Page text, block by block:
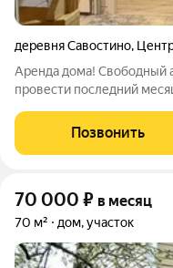
деревня Савостино,
Аренда дома! Свободный
провести последний
животными, в этом
идеальной планировкой
Позвонить
70 000 ₽ в месяц
70 м² дом, участок